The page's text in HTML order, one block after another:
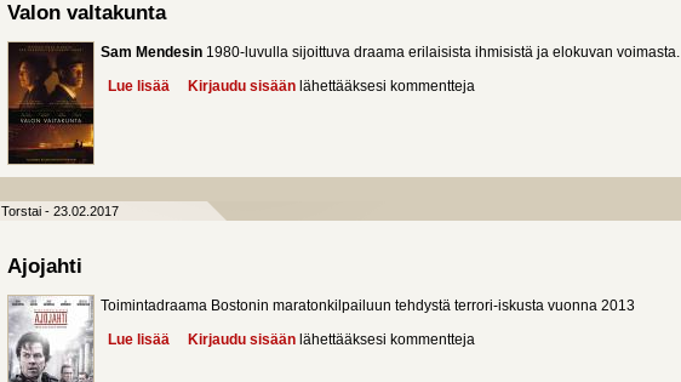
Valon valtakunta
Sam Mendesin 1980-luvulla sijoittuva draama erilaisista ihmisistä ja elokuvan voimasta.
Lue lisää about Valon valtakunta
Kirjaudu sisään lähettääksesi kommentteja
Torstai - 23.02.2017
Ajojahti
Toimintadraama Bostonin maratonkilpailuun tehdystä terrori-iskusta vuonna 2013
Lue lisää about Ajojahti
Kirjaudu sisään lähettääksesi kommentteja